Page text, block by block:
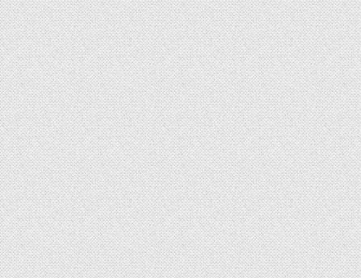
Anggaran Pendidikan Diselamatkan Putusan MK Soal MBG
Mengejutkan! | Ep. 2777
August 6, 2026
OM BOB Indonesia
Jakarta Mau Jadi Kota Terbuka, Kenapa Mal Malah Dipagari
Tinggi? | Ep. 2776
August 5, 2026
OM BOB Indonesia
Denda Damai untuk Korupsi, Efek Jera Tinggal Cerita? | Ep. 2775
August 4, 2026
OM BOB Indonesia
Target 1 000 Siswa, yang Daftar Baru 200! Ada Apa dengan SDN
Jogja? | Ep. 2774
August 3, 2026
OM BOB Indonesia
Proyek Gorong Gorong jalan menelan korban. mengapa bisa terjadi
? | Ep. 2773
July 31, 2026
OM BOB Indonesia